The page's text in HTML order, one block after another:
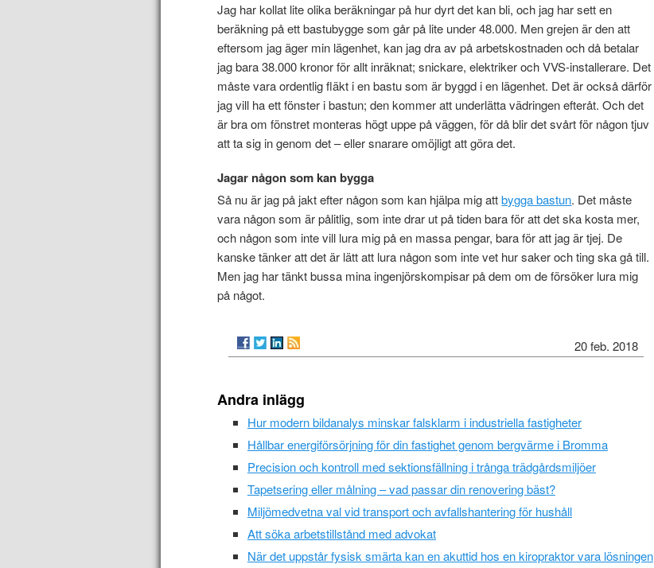
Jag har kollat lite olika beräkningar på hur dyrt det kan bli, och jag har sett en
beräkning på ett bastubygge som går på lite under 48.000. Men grejen är den att
eftersom jag äger min lägenhet, kan jag dra av på arbetskostnaden och då betalar
jag bara 38.000 kronor för allt inräknat; snickare, elektriker och VVS-installerare. Det
måste vara ordentlig fläkt i en bastu som är byggd i en lägenhet. Det är också därför
jag vill ha ett fönster i bastun; den kommer att underlätta vädringen efteråt. Och det
är bra om fönstret monteras högt uppe på väggen, för då blir det svårt för någon tjuv
att ta sig in genom det – eller snarare omöjligt att göra det.
Jagar någon som kan bygga
Så nu är jag på jakt efter någon som kan hjälpa mig attbygga bastun. Det måste
vara någon som är pålitlig, som inte drar ut på tiden bara för att det ska kosta mer,
och någon som inte vill lura mig på en massa pengar, bara för att jag är tjej. De
kanske tänker att det är lätt att lura någon som inte vet hur saker och ting ska gå till.
Men jag har tänkt bussa mina ingenjörskompisar på dem om de försöker lura mig
på något.
20 feb. 2018
Andra inlägg
Hur modern bildanalys minskar falsklarm i industriella fastigheter
Hållbar energiförsörjning för din fastighet genom bergvärme i Bromma
Precision och kontroll med sektionsfällning i trånga trädgårdsmiljöer
Tapetsering eller målning – vad passar din renovering bäst?
Miljömedvetna val vid transport och avfallshantering för hushåll
Att söka arbetstillstånd med advokat
När det uppstår fysisk smärta kan en akuttid hos en kiropraktor vara lösningen